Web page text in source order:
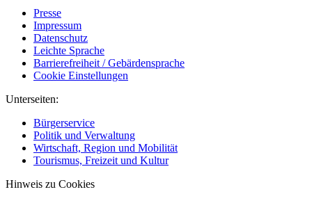
Presse
Impressum
Datenschutz
Leichte Sprache
Barrierefreiheit / Gebärdensprache
Cookie Einstellungen
Unterseiten:
Bürgerservice
Politik und Verwaltung
Wirtschaft, Region und Mobilität
Tourismus, Freizeit und Kultur
Hinweis zu Cookies